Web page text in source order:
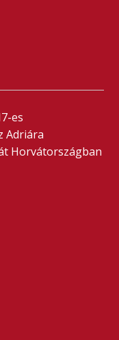
es
Adriára
Horvátországban